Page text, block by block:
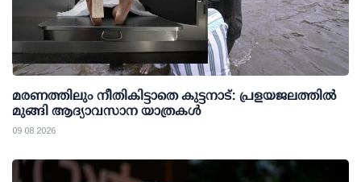
മരണത്തിലും നീതികിട്ടാതെ കുട്ടനാട്: പ്രളയജലത്തില്‍
മുങ്ങി ആദ്യാവസാന യാത്രകള്‍
09 08 2026